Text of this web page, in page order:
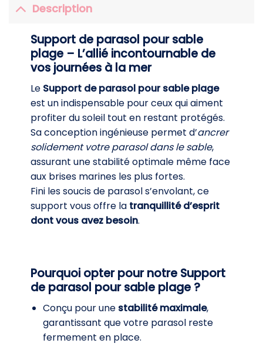
Description
Support de parasol pour sable
plage – L’allié incontournable de
vos journées à la mer
Le Support de parasol pour sable plage
est un indispensable pour ceux qui aiment
profiter du soleil tout en restant protégés.
Sa conception ingénieuse permet d’ancrer
solidement votre parasol dans le sable,
assurant une stabilité optimale même face
aux brises marines les plus fortes.
Fini les soucis de parasol s’envolant, ce
support vous offre la tranquillité d’esprit
dont vous avez besoin.
Pourquoi opter pour notre Support
de parasol pour sable plage ?
Conçu pour une stabilité maximale,
garantissant que votre parasol reste
fermement en place.